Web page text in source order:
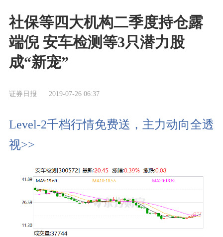
社保等四大机构二季度持仓露
端倪 安车检测等3只潜力股
成“新宠”
证券日报 2019-07-26 06:37
Level-2千档行情免费送，主力动向全透
视>>